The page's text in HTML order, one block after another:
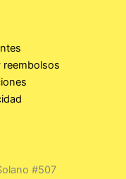
reembolsos
#507